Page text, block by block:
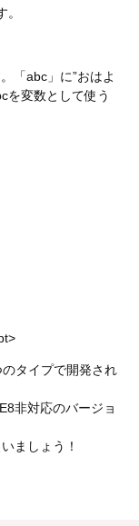
「abc」に”おはよ
を変数として使う
タイプで開発され
非対応のバージョ
ましょう！